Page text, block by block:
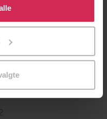
Du kan også
formål ved å klikke